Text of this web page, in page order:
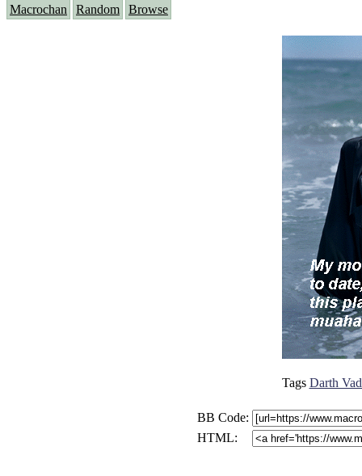
Macrochan Random Browse
Tags Darth
BB Code:
HTML: